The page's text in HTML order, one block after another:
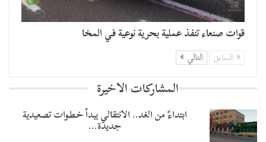
قوات صنعاء تنفذ عملية بحرية نوعية في المخا
السابق التالي
المشاركات الاخيرة
​ابتداءً من الغد.. الانتقالي يبدأ خطوات تصعيدية
جديدة…